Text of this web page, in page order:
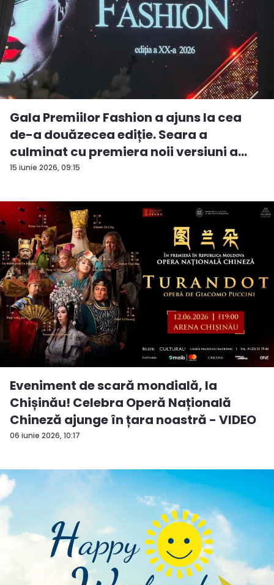
15 iunie 2026, 09:15
Gala Premiilor Fashion a ajuns la cea
de-a douăzecea ediție. Seara a
culminat cu premiera noii versiuni a
pie...
06 iunie 2026, 10:17
Eveniment de scară mondială, la
Chișinău! Celebra Operă Națională
Chineză ajunge în țara noastră - VIDEO